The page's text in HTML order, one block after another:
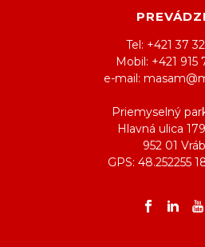
Tel: +421 37
Mobil: +421 915
e-mail:
Priemyselný
Hlavná ulica
952 01
GPS: 48.252255